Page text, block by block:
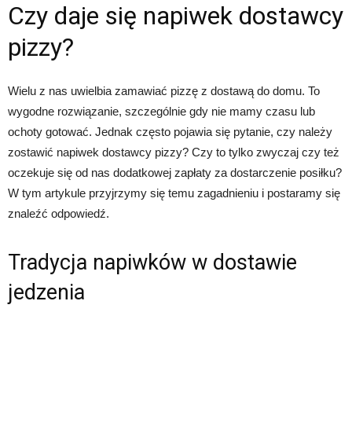
Czy daje się napiwek dostawcy
pizzy?
Wielu z nas uwielbia zamawiać pizzę z dostawą do domu. To
wygodne rozwiązanie, szczególnie gdy nie mamy czasu lub
ochoty gotować. Jednak często pojawia się pytanie, czy należy
zostawić napiwek dostawcy pizzy? Czy to tylko zwyczaj czy też
oczekuje się od nas dodatkowej zapłaty za dostarczenie posiłku?
W tym artykule przyjrzymy się temu zagadnieniu i postaramy się
znaleźć odpowiedź.
Tradycja napiwków w dostawie
jedzenia